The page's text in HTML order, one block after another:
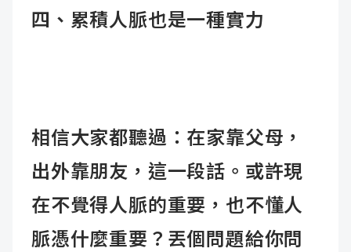
四、累積人脈也是一種實力
相信大家都聽過：在家靠父母，
出外靠朋友，這一段話。或許現
在不覺得人脈的重要，也不懂人
脈憑什麼重要？丟個問題給你問